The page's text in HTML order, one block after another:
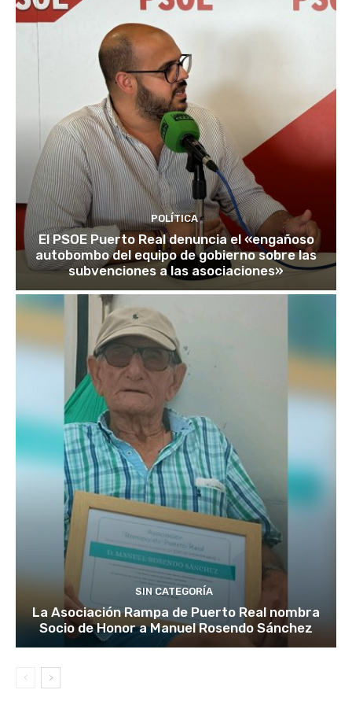
POLÍTICA
El PSOE Puerto Real denuncia el «engañoso
autobombo del equipo de gobierno sobre las
subvenciones a las asociaciones»
SIN CATEGORÍA
La Asociación Rampa de Puerto Real nombra
Socio de Honor a Manuel Rosendo Sánchez